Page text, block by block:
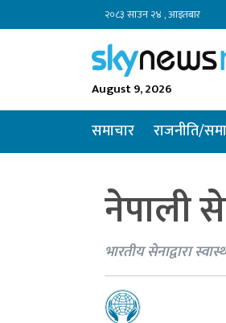
२०८३ साउन २४ , आइतबार
August 9, 2026
समाचार राजनीति/
नेपाली
भारतीय सेनाद्वारा